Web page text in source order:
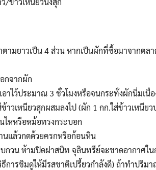
ตามยาวเป็น 4 ส่วน หากเป็นผักที่ซื้อมาจากตล
กจากผัก
าไว้ประมาณ 3 ชั่วโมงหรือจนกระทั่งผักนิ่มเนื่
าวเหนียวสุกผสมลงไป (ผัก 1 กก.ใส่ข้าวเหนีย
ไหหรือหม้อทรงกระบอก
นแล้วกดด้วยครกหรือก้อนหิน
วน ห้ามปิดฝาสนิท จุลินทรีย์จะขาดอากาศใน
การชิมดูให้มีรสชาติเปรี้ยวกำลังดี) ถ้าทำปริม